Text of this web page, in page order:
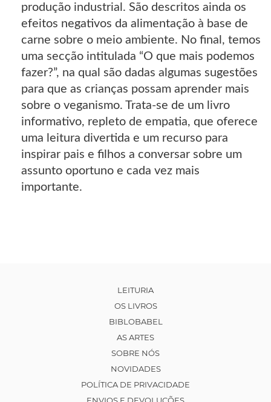
produção industrial. São descritos ainda os
efeitos negativos da alimentação à base de
carne sobre o meio ambiente. No final, temos
uma secção intitulada “O que mais podemos
fazer?”, na qual são dadas algumas sugestões
para que as crianças possam aprender mais
sobre o veganismo. Trata-se de um livro
informativo, repleto de empatia, que oferece
uma leitura divertida e um recurso para
inspirar pais e filhos a conversar sobre um
assunto oportuno e cada vez mais
importante.
LEITURIA
OS LIVROS
BIBLOBABEL
AS ARTES
SOBRE NÓS
NOVIDADES
POLÍTICA DE PRIVACIDADE
ENVIOS E DEVOLUÇÕES